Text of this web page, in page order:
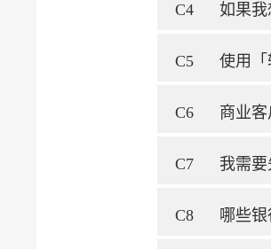
C4 如果我
C5 使用「
C6 商业客
C7 我需要
C8 哪些